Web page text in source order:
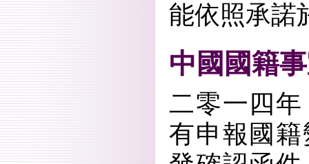
能依照承諾
中國國籍
二零一四
有申報國